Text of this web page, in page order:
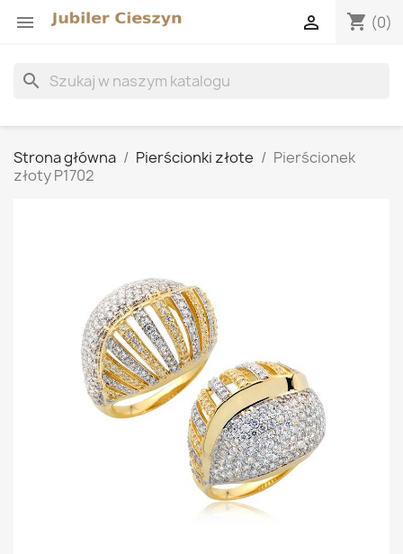
 shopping_cart (0)

search
Strona główna Pierścionki złote
Pierścionek
złoty P1702